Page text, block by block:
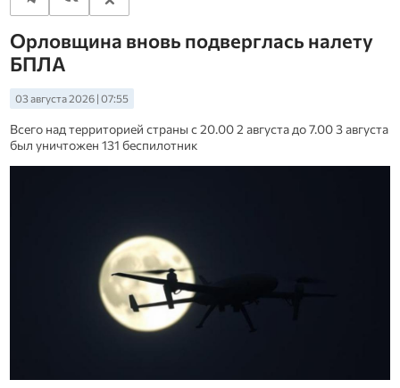
Орловщина вновь подверглась налету
БПЛА
03 августа 2026 | 07:55
Всего над территорией страны с 20.00 2 августа до 7.00 3 августа
был уничтожен 131 беспилотник